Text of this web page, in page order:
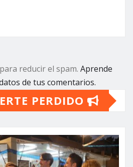
reducir el spam. Aprende
de tus comentarios.
PERDIDO